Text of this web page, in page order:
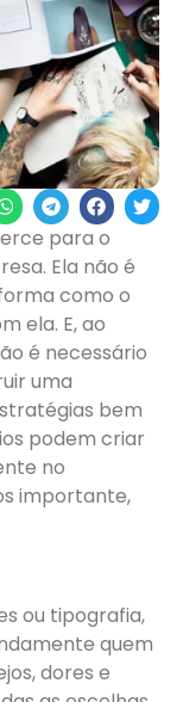
para o
Ela não é
como o
ela. E, ao
é necessário
uma
bem
podem criar
no
importante,
ou tipografia,
quem
dores e